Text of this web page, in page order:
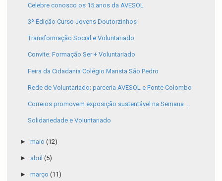
Celebre conosco os 15 anos da AVESOL
3º Edição Curso Jovens Doutorzinhos
Transformação Social e Voluntariado
Convite: Formação Ser + Voluntariado
Feira da Cidadania Colégio Marista São Pedro
Rede de Voluntariado: parceria AVESOL e Fonte Colombo
Correios promovem exposição sustentável na Semana ...
Solidariedade e Voluntariado
► maio (12)
► abril (5)
► março (11)